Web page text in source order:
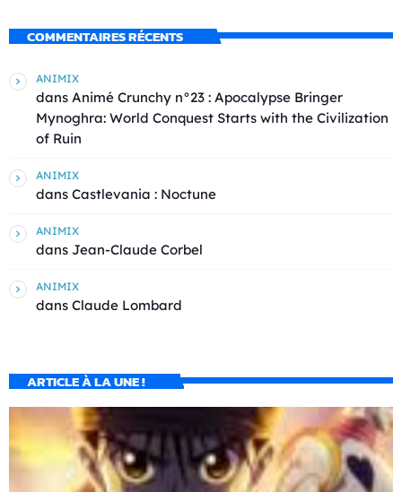
COMMENTAIRES RÉCENTS
ANIMIX
dans Animé Crunchy n°23 : Apocalypse Bringer
Mynoghra: World Conquest Starts with the Civilization
of Ruin
ANIMIX
dans Castlevania : Noctune
ANIMIX
dans Jean-Claude Corbel
ANIMIX
dans Claude Lombard
ARTICLE À LA UNE !